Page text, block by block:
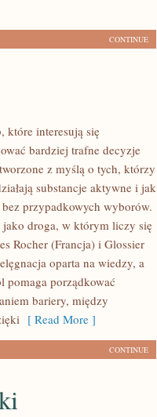
CONTINUE
które interesują się
bardziej trafne decyzje
z myślą o tych, którzy
substancje aktywne i jak
przypadkowych wyborów.
jako droga, w którym liczy się
Rocher (Francja) i Glossier
oparta na wiedzy, a
pomaga porządkować
bariery, między
[ Read More ]
CONTINUE